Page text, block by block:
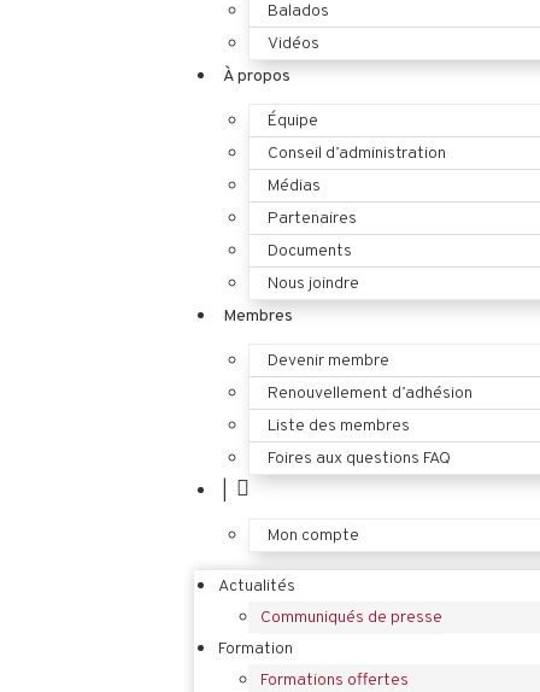
Balados
Vidéos
À propos
Équipe
Conseil d’administration
Médias
Partenaires
Documents
Nous joindre
Membres
Devenir membre
Renouvellement d’adhésion
Liste des membres
Foires aux questions FAQ
Mon compte
Actualités
Communiqués de presse
Formation
Formations offertes